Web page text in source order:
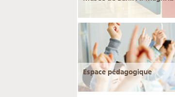
Espace pédagogique